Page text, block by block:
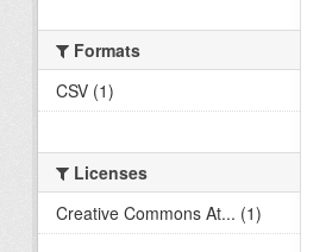
Formats
CSV (1)
Licenses
Creative Commons At... (1)